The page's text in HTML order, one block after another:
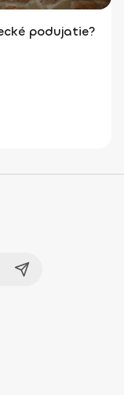
podujatie?